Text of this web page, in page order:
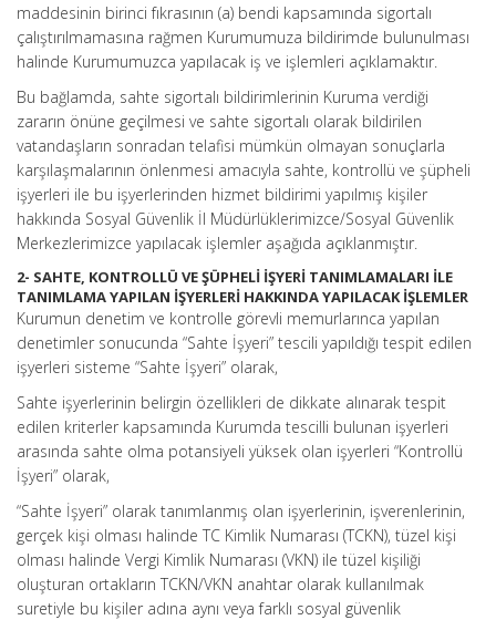
maddesinin birinci fıkrasının (a) bendi kapsamında sigortalı
çalıştırılmamasına rağmen Kurumumuza bildirimde bulunulması
halinde Kurumumuzca yapılacak iş ve işlemleri açıklamaktır.
Bu bağlamda, sahte sigortalı bildirimlerinin Kuruma verdiği
zararın önüne geçilmesi ve sahte sigortalı olarak bildirilen
vatandaşların sonradan telafisi mümkün olmayan sonuçlarla
karşılaşmalarının önlenmesi amacıyla sahte, kontrollü ve şüpheli
işyerleri ile bu işyerlerinden hizmet bildirimi yapılmış kişiler
hakkında Sosyal Güvenlik İl Müdürlüklerimizce/Sosyal Güvenlik
Merkezlerimizce yapılacak işlemler aşağıda açıklanmıştır.
2- SAHTE, KONTROLLÜ VE ŞÜPHELİ İŞYERİ TANIMLAMALARI İLE
TANIMLAMA YAPILAN İŞYERLERİ HAKKINDA YAPILACAK İŞLEMLER
Kurumun denetim ve kontrolle görevli memurlarınca yapılan
denetimler sonucunda “Sahte İşyeri” tescili yapıldığı tespit edilen
işyerleri sisteme “Sahte İşyeri” olarak,
Sahte işyerlerinin belirgin özellikleri de dikkate alınarak tespit
edilen kriterler kapsamında Kurumda tescilli bulunan işyerleri
arasında sahte olma potansiyeli yüksek olan işyerleri “Kontrollü
İşyeri” olarak,
“Sahte İşyeri” olarak tanımlanmış olan işyerlerinin, işverenlerinin,
gerçek kişi olması halinde TC Kimlik Numarası (TCKN), tüzel kişi
olması halinde Vergi Kimlik Numarası (VKN) ile tüzel kişiliği
oluşturan ortakların TCKN/VKN anahtar olarak kullanılmak
suretiyle bu kişiler adına aynı veya farklı sosyal güvenlik